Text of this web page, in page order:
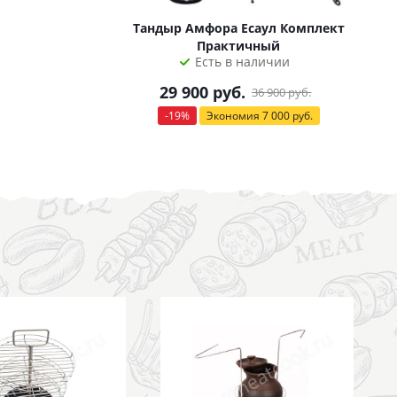
Тандыр Амфора Есаул Комплект
Практичный
Есть в наличии
29 900 руб. 36 900руб.
-19% Экономия 7 000руб.